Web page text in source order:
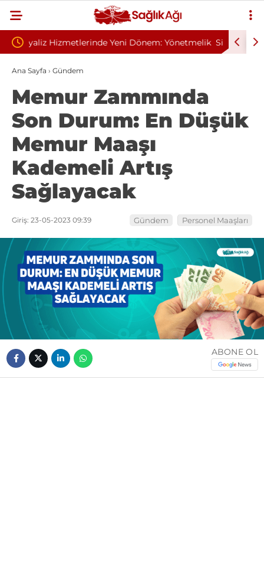
Yönetmelik Sivilce Sandı, Cilt Kanseri Çıktı: Ameliyattan 60
Dikişle Uyandı
Ana Sayfa › Gündem
Memur Zammında
Son Durum: En Düşük
Memur Maaşı
Kademeli Artış
Sağlayacak
Giriş: 23-05-2023 09:39 Gündem Personel Maaşları
ABONE OL